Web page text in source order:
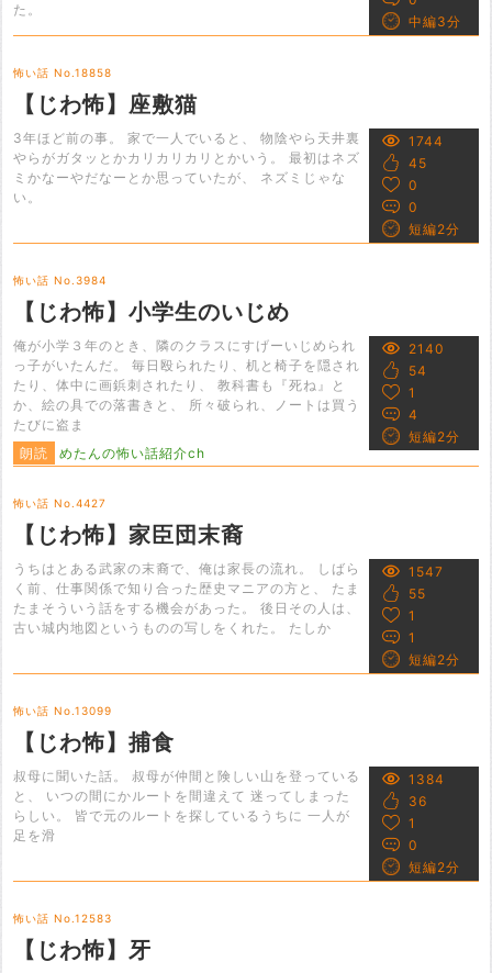
た。
中編3分
怖い話 No.18858
【じわ怖】座敷猫
3年ほど前の事。 家で一人でいると、 物陰やら天井裏
やらがガタッとかカリカリカリとかいう。 最初はネズ
ミかなーやだなーとか思っていたが、 ネズミじゃな
い。
1744
45
0
0
短編2分
怖い話 No.3984
【じわ怖】小学生のいじめ
俺が小学３年のとき、隣のクラスにすげーいじめられ
っ子がいたんだ。 毎日殴られたり、机と椅子を隠され
たり、体中に画鋲刺されたり、 教科書も『死ね』と
か、絵の具での落書きと、 所々破られ、ノートは買う
たびに盗ま
朗読
めたんの怖い話紹介ch
2140
54
1
4
短編2分
怖い話 No.4427
【じわ怖】家臣団末裔
うちはとある武家の末裔で、俺は家長の流れ。 しばら
く前、仕事関係で知り合った歴史マニアの方と、 たま
たまそういう話をする機会があった。 後日その人は、
古い城内地図というものの写しをくれた。 たしか
1547
55
1
1
短編2分
怖い話 No.13099
【じわ怖】捕食
叔母に聞いた話。 叔母が仲間と険しい山を登っている
と、 いつの間にかルートを間違えて 迷ってしまった
らしい。 皆で元のルートを探しているうちに 一人が
足を滑
1384
36
1
0
短編2分
怖い話 No.12583
【じわ怖】牙